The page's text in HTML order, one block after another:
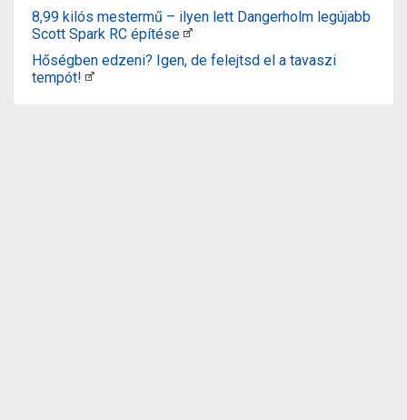
8,99 kilós mestermű – ilyen lett Dangerholm legújabb
Scott Spark RC építése
Hőségben edzeni? Igen, de felejtsd el a tavaszi
tempót!